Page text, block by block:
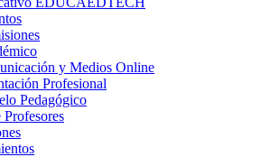
y Medios Online
Profesional
Pedagógico